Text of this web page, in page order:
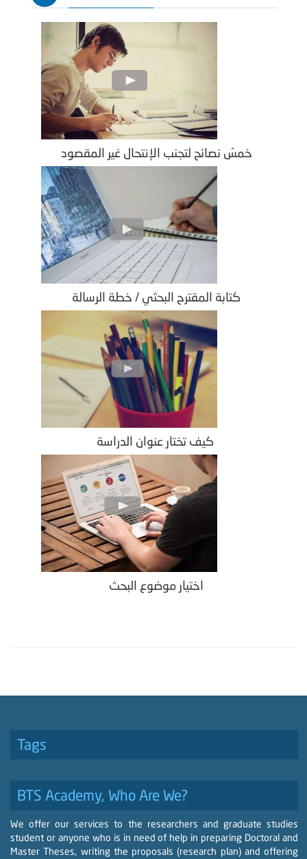
خمسُ نصائح لتجنب الإنتحال غير المقصود
كتابة المقترح البحثي / خطة الرسالة
كيف تختار عنوان الدراسة
اختيار موضوع البحث
Tags
BTS Academy, Who Are We?
We offer our services to the researchers and graduate studies
student or anyone who is in need of help in preparing Doctoral and
Master Theses, writing the proposals (research plan) and offering